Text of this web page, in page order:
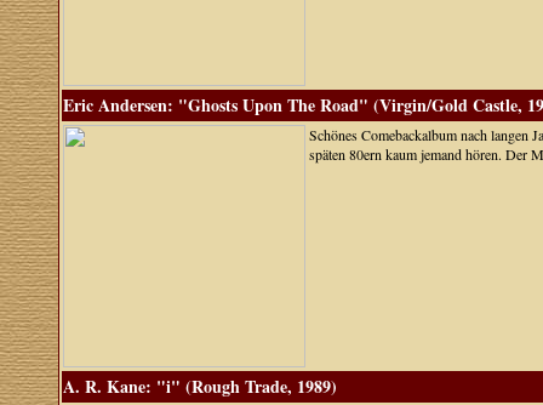
Eric Andersen: "Ghosts Upon The Road" (Virgin/Gold Castle,
Schönes Comebackalbum nach langen
späten 80ern kaum jemand hören. Der
A. R. Kane: "i" (Rough Trade, 1989)